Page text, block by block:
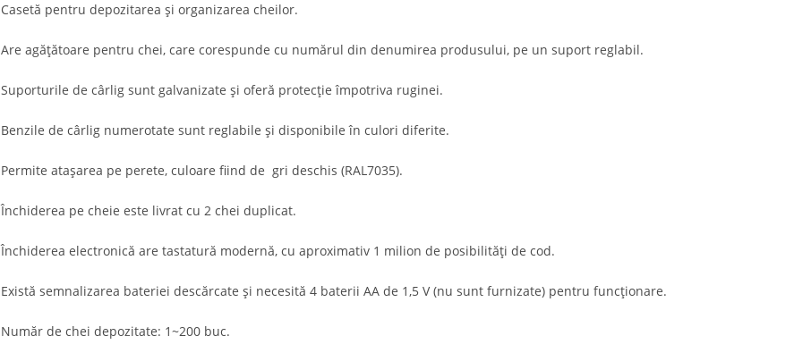
Casetă pentru depozitarea și organizarea cheilor.
Are agățătoare pentru chei, care corespunde cu numărul din denumirea produsului, pe un suport reglabil.
Suporturile de cârlig sunt galvanizate și oferă protecție împotriva ruginei.
Benzile de cârlig numerotate sunt reglabile și disponibile în culori diferite.
Permite atașarea pe perete, culoare fiind de gri deschis (RAL7035).
Închiderea pe cheie este livrat cu 2 chei duplicat.
Închiderea electronică are tastatură modernă, cu aproximativ 1 milion de posibilități de cod.
Există semnalizarea bateriei descărcate și necesită 4 baterii AA de 1,5 V (nu sunt furnizate) pentru funcționare.
Număr de chei depozitate: 1~200 buc.